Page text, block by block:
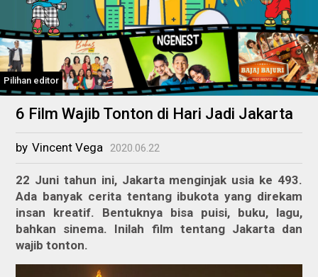
Pilihan editor
6 Film Wajib Tonton di Hari Jadi Jakarta
by Vincent Vega 2020.06.22
22 Juni tahun ini, Jakarta menginjak usia ke 493.
Ada banyak cerita tentang ibukota yang direkam
insan kreatif. Bentuknya bisa puisi, buku, lagu,
bahkan sinema. Inilah film tentang Jakarta dan
wajib tonton.